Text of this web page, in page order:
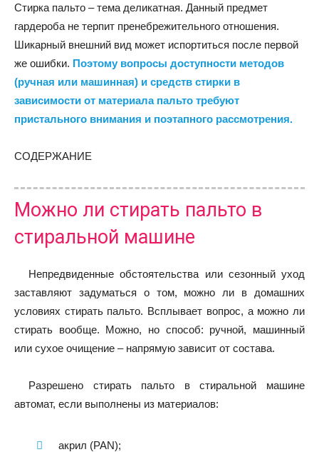
Стирка пальто – тема деликатная. Данный предмет
гардероба не терпит пренебрежительного отношения.
Шикарный внешний вид может испортиться после первой
же ошибки. Поэтому вопросы доступности методов
(ручная или машинная) и средств стирки в
зависимости от материала пальто требуют
пристального внимания и поэтапного рассмотрения.
СОДЕРЖАНИЕ
Можно ли стирать пальто в
стиральной машине
Непредвиденные обстоятельства или сезонный уход
заставляют задуматься о том, можно ли в домашних
условиях стирать пальто. Всплывает вопрос, а можно ли
стирать вообще. Можно, но способ: ручной, машинный
или сухое очищение – напрямую зависит от состава.
Разрешено стирать пальто в стиральной машине
автомат, если выполнены из материалов:
акрил (PAN);